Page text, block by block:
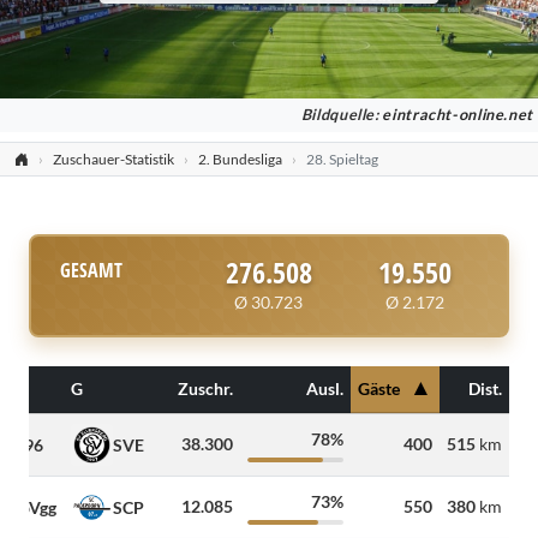
Bildquelle: eintracht-online.net
Zuschauer-Statistik 2. Bundesliga 28. Spieltag
GESAMT 276.508
Ø 30.723
19.550
Ø 2.172
G Zuschr. Ausl. Gäste ▲ Dist.
H96 SVE 38.300 78% 400 515 km
SpVgg SCP 12.085 73% 550 380 km